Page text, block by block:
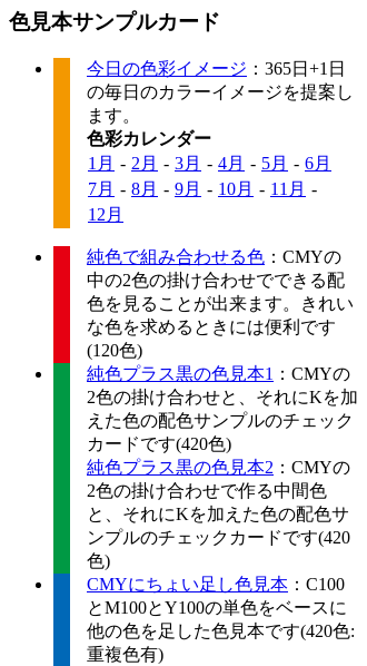
色見本サンプルカード
今日の色彩イメージ ：365日+1日
の毎日のカラーイメージを提案し
ます。
色彩カレンダー
1月 - 2月 - 3月 - 4月 - 5月 - 6月
7月 - 8月 - 9月 - 10月 - 11月 -
12月
純色で組み合わせる色 ：CMYの
中の2色の掛け合わせでできる配
色を見ることが出来ます。きれい
な色を求めるときには便利です
(120色)
純色プラス黒の色見本1 ：CMYの
2色の掛け合わせと、それにKを加
えた色の配色サンプルのチェック
カードです(420色)
純色プラス黒の色見本2 ：CMYの
2色の掛け合わせで作る中間色
と、それにKを加えた色の配色サ
ンプルのチェックカードです(420
色)
CMYにちょい足し色見本 ：C100
とM100とY100の単色をベースに
他の色を足した色見本です(420色:
重複色有)